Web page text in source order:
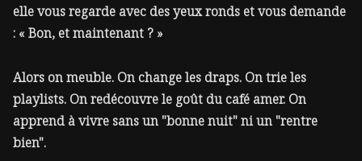
elle vous regarde avec des yeux ronds et vous demande
: « Bon, et maintenant ? »
Alors on meuble. On change les draps. On trie les
playlists. On redécouvre le goût du café amer. On
apprend à vivre sans un "bonne nuit" ni un "rentre
bien".